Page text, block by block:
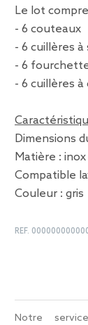
Le lot
- 6 couteaux
- 6 cuillères à
- 6
- 6 cuillères à
Dimensions
Matière :
Compatible
Couleur : gris
REF.
Notre